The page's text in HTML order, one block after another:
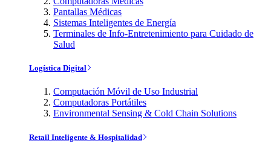
Pantallas Médicas
Sistemas Inteligentes de Energía
Terminales de Info-Entretenimiento para Cuidado de
Salud
Logística Digital
Computación Móvil de Uso Industrial
Computadoras Portátiles
Environmental Sensing & Cold Chain Solutions
Retail Inteligente & Hospitalidad